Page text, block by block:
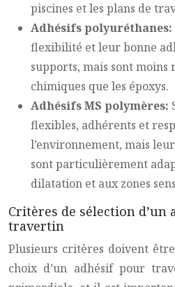
piscines et les plans de
Adhésifs polyuréthanes:
flexibilité et leur bonne
supports, mais sont
chimiques que les époxys.
Adhésifs MS polymères:
flexibles, adhérents et
l’environnement, mais
sont particulièrement
dilatation et aux zones
Critères de sélection d’un
travertin
Plusieurs critères doivent
choix d’un adhésif pour